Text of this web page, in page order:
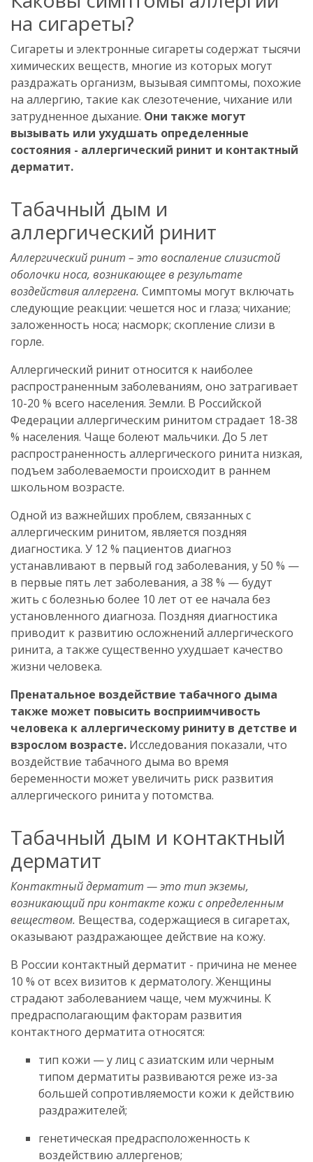
на сигареты?
Сигареты и электронные сигареты содержат тысячи
химических веществ, многие из которых могут
раздражать организм, вызывая симптомы, похожие
на аллергию, такие как слезотечение, чихание или
затрудненное дыхание. Они также могут
вызывать или ухудшать определенные
состояния - аллергический ринит и контактный
дерматит.
Табачный дым и
аллергический ринит
Аллергический ринит – это воспаление слизистой
оболочки носа, возникающее в результате
воздействия аллергена. Симптомы могут включать
следующие реакции: чешется нос и глаза; чихание;
заложенность носа; насморк; скопление слизи в
горле.
Аллергический ринит относится к наиболее
распространенным заболеваниям, оно затрагивает
10-20 % всего населения. Земли. В Российской
Федерации аллергическим ринитом страдает 18-38
% населения. Чаще болеют мальчики. До 5 лет
распространенность аллергического ринита низкая,
подъем заболеваемости происходит в раннем
школьном возрасте.
Одной из важнейших проблем, связанных с
аллергическим ринитом, является поздняя
диагностика. У 12 % пациентов диагноз
устанавливают в первый год заболевания, у 50 % —
в первые пять лет заболевания, а 38 % — будут
жить с болезнью более 10 лет от ее начала без
установленного диагноза. Поздняя диагностика
приводит к развитию осложнений аллергического
ринита, а также существенно ухудшает качество
жизни человека.
Пренатальное воздействие табачного дыма
также может повысить восприимчивость
человека к аллергическому риниту в детстве и
взрослом возрасте. Исследования показали, что
воздействие табачного дыма во время
беременности может увеличить риск развития
аллергического ринита у потомства.
Табачный дым и контактный
дерматит
Контактный дерматит — это тип экземы,
возникающий при контакте кожи с определенным
веществом. Вещества, содержащиеся в сигаретах,
оказывают раздражающее действие на кожу.
В России контактный дерматит - причина не менее
10 % от всех визитов к дерматологу. Женщины
страдают заболеванием чаще, чем мужчины. К
предрасполагающим факторам развития
контактного дерматита относятся:
тип кожи — у лиц с азиатским или черным
типом дерматиты развиваются реже из-за
большей сопротивляемости кожи к действию
раздражителей;
генетическая предрасположенность к
воздействию аллергенов;